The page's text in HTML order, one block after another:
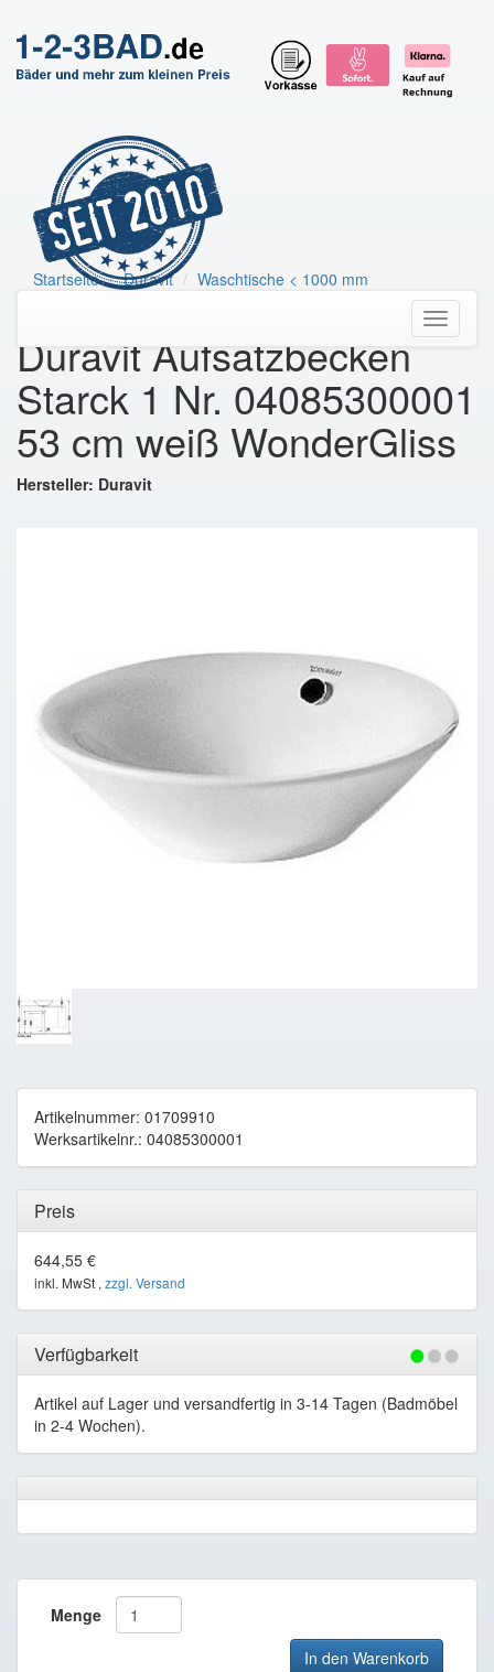
Toggle
Startseite Duravit
Waschtische < 1000 mm
Duravit Aufsatzbecken
Starck 1 Nr. 04085300001
53 cm weiß WonderGliss
Hersteller: Duravit
Artikelnummer: 01709910
Werksartikelnr.: 04085300001
Preis
644,55 €
inkl. MwSt , zzgl. Versand
Verfügbarkeit
Artikel auf Lager und versandfertig in 3-14 Tagen (Badmöbel
in 2-4 Wochen).
Menge
In den Warenkorb